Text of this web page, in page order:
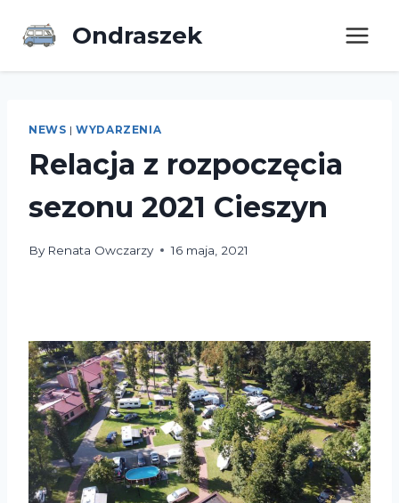
Ondraszek
NEWS |WYDARZENIA
Relacja z rozpoczęcia
sezonu 2021 Cieszyn
By Renata Owczarzy 16 maja, 2021